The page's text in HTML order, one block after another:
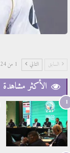
السابق التالي 1 من 1٬424
الأكثر مشاهدة
1